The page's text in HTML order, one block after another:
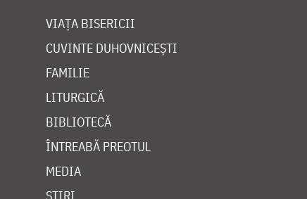
VIAȚA BISERICII
CUVINTE DUHOVNICEȘTI
FAMILIE
LITURGICĂ
BIBLIOTECĂ
ÎNTREABĂ PREOTUL
MEDIA
ȘTIRI